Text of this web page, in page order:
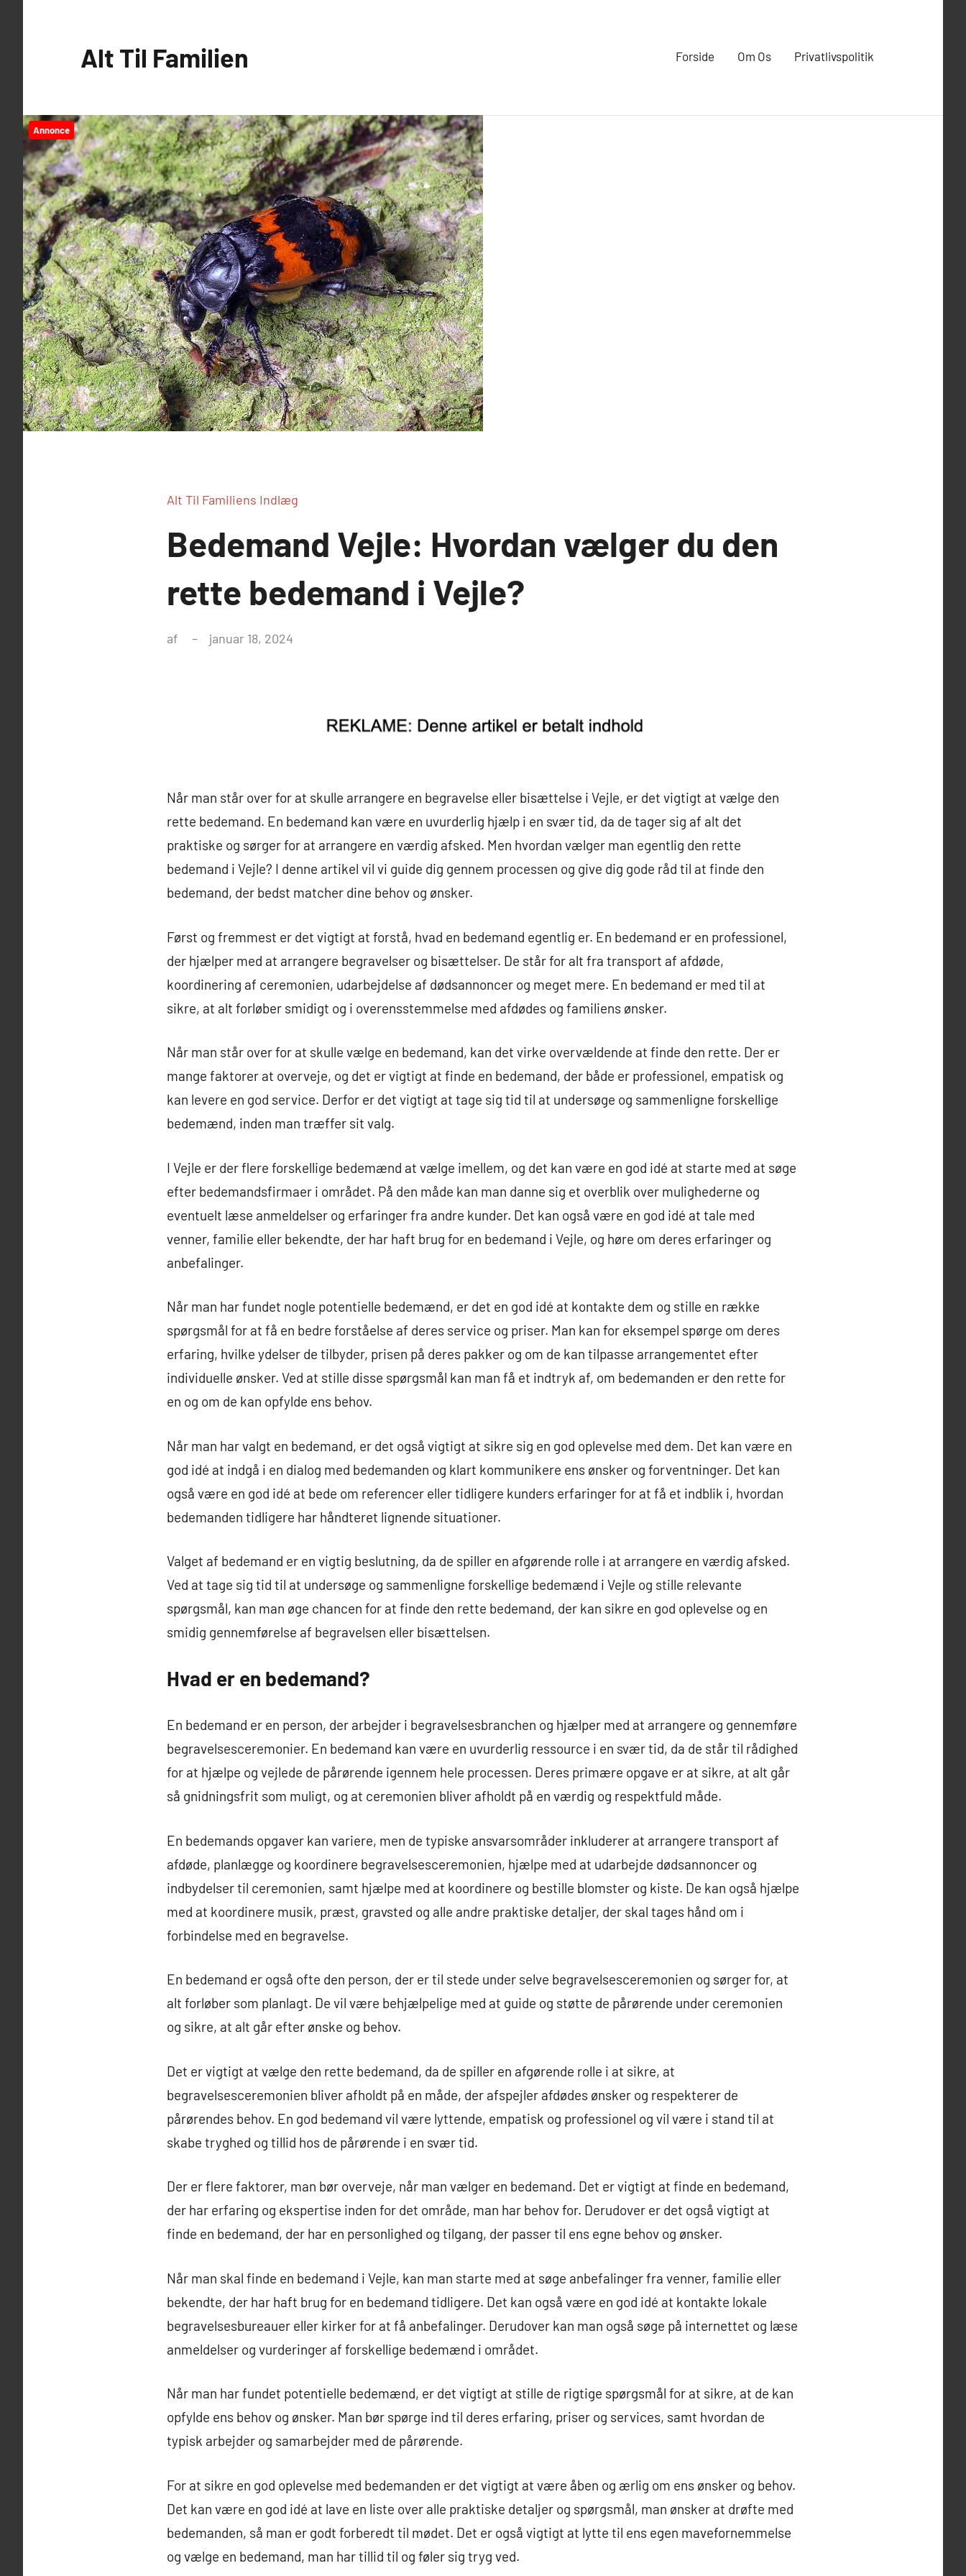
Alt Til Familien Forside Om Os Privatlivspolitik
Annonce
Alt Til Familiens Indlæg
Bedemand Vejle: Hvordan vælger du den
rette bedemand i Vejle?
af januar 18, 2024
Når man står over for at skulle arrangere en begravelse eller bisættelse i Vejle, er det vigtigt at vælge den
rette bedemand. En bedemand kan være en uvurderlig hjælp i en svær tid, da de tager sig af alt det
praktiske og sørger for at arrangere en værdig afsked. Men hvordan vælger man egentlig den rette
bedemand i Vejle? I denne artikel vil vi guide dig gennem processen og give dig gode råd til at finde den
bedemand, der bedst matcher dine behov og ønsker.
Først og fremmest er det vigtigt at forstå, hvad en bedemand egentlig er. En bedemand er en professionel,
der hjælper med at arrangere begravelser og bisættelser. De står for alt fra transport af afdøde,
koordinering af ceremonien, udarbejdelse af dødsannoncer og meget mere. En bedemand er med til at
sikre, at alt forløber smidigt og i overensstemmelse med afdødes og familiens ønsker.
Når man står over for at skulle vælge en bedemand, kan det virke overvældende at finde den rette. Der er
mange faktorer at overveje, og det er vigtigt at finde en bedemand, der både er professionel, empatisk og
kan levere en god service. Derfor er det vigtigt at tage sig tid til at undersøge og sammenligne forskellige
bedemænd, inden man træffer sit valg.
I Vejle er der flere forskellige bedemænd at vælge imellem, og det kan være en god idé at starte med at søge
efter bedemandsfirmaer i området. På den måde kan man danne sig et overblik over mulighederne og
eventuelt læse anmeldelser og erfaringer fra andre kunder. Det kan også være en god idé at tale med
venner, familie eller bekendte, der har haft brug for en bedemand i Vejle, og høre om deres erfaringer og
anbefalinger.
Når man har fundet nogle potentielle bedemænd, er det en god idé at kontakte dem og stille en række
spørgsmål for at få en bedre forståelse af deres service og priser. Man kan for eksempel spørge om deres
erfaring, hvilke ydelser de tilbyder, prisen på deres pakker og om de kan tilpasse arrangementet efter
individuelle ønsker. Ved at stille disse spørgsmål kan man få et indtryk af, om bedemanden er den rette for
en og om de kan opfylde ens behov.
Når man har valgt en bedemand, er det også vigtigt at sikre sig en god oplevelse med dem. Det kan være en
god idé at indgå i en dialog med bedemanden og klart kommunikere ens ønsker og forventninger. Det kan
også være en god idé at bede om referencer eller tidligere kunders erfaringer for at få et indblik i, hvordan
bedemanden tidligere har håndteret lignende situationer.
Valget af bedemand er en vigtig beslutning, da de spiller en afgørende rolle i at arrangere en værdig afsked.
Ved at tage sig tid til at undersøge og sammenligne forskellige bedemænd i Vejle og stille relevante
spørgsmål, kan man øge chancen for at finde den rette bedemand, der kan sikre en god oplevelse og en
smidig gennemførelse af begravelsen eller bisættelsen.
Hvad er en bedemand?
En bedemand er en person, der arbejder i begravelsesbranchen og hjælper med at arrangere og gennemføre
begravelsesceremonier. En bedemand kan være en uvurderlig ressource i en svær tid, da de står til rådighed
for at hjælpe og vejlede de pårørende igennem hele processen. Deres primære opgave er at sikre, at alt går
så gnidningsfrit som muligt, og at ceremonien bliver afholdt på en værdig og respektfuld måde.
En bedemands opgaver kan variere, men de typiske ansvarsområder inkluderer at arrangere transport af
afdøde, planlægge og koordinere begravelsesceremonien, hjælpe med at udarbejde dødsannoncer og
indbydelser til ceremonien, samt hjælpe med at koordinere og bestille blomster og kiste. De kan også hjælpe
med at koordinere musik, præst, gravsted og alle andre praktiske detaljer, der skal tages hånd om i
forbindelse med en begravelse.
En bedemand er også ofte den person, der er til stede under selve begravelsesceremonien og sørger for, at
alt forløber som planlagt. De vil være behjælpelige med at guide og støtte de pårørende under ceremonien
og sikre, at alt går efter ønske og behov.
Det er vigtigt at vælge den rette bedemand, da de spiller en afgørende rolle i at sikre, at
begravelsesceremonien bliver afholdt på en måde, der afspejler afdødes ønsker og respekterer de
pårørendes behov. En god bedemand vil være lyttende, empatisk og professionel og vil være i stand til at
skabe tryghed og tillid hos de pårørende i en svær tid.
Der er flere faktorer, man bør overveje, når man vælger en bedemand. Det er vigtigt at finde en bedemand,
der har erfaring og ekspertise inden for det område, man har behov for. Derudover er det også vigtigt at
finde en bedemand, der har en personlighed og tilgang, der passer til ens egne behov og ønsker.
Når man skal finde en bedemand i Vejle, kan man starte med at søge anbefalinger fra venner, familie eller
bekendte, der har haft brug for en bedemand tidligere. Det kan også være en god idé at kontakte lokale
begravelsesbureauer eller kirker for at få anbefalinger. Derudover kan man også søge på internettet og læse
anmeldelser og vurderinger af forskellige bedemænd i området.
Når man har fundet potentielle bedemænd, er det vigtigt at stille de rigtige spørgsmål for at sikre, at de kan
opfylde ens behov og ønsker. Man bør spørge ind til deres erfaring, priser og services, samt hvordan de
typisk arbejder og samarbejder med de pårørende.
For at sikre en god oplevelse med bedemanden er det vigtigt at være åben og ærlig om ens ønsker og behov.
Det kan være en god idé at lave en liste over alle praktiske detaljer og spørgsmål, man ønsker at drøfte med
bedemanden, så man er godt forberedt til mødet. Det er også vigtigt at lytte til ens egen mavefornemmelse
og vælge en bedemand, man har tillid til og føler sig tryg ved.